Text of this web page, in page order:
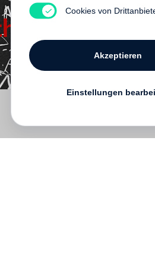
Cookies von
Akzeptieren
Einstellungen